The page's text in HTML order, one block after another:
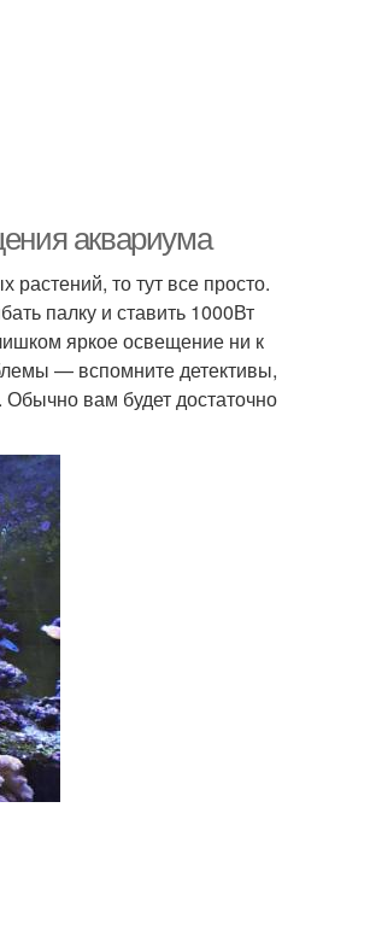
аквариума
то тут все просто.
палку и ставить 1000Вт
яркое освещение ни к
— вспомните детективы,
Обычно вам будет достаточно